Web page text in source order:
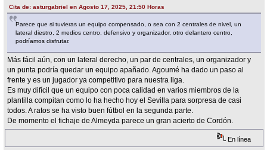
Cita de: asturgabriel en Agosto 17, 2025, 21:50 Horas
Parece que si tuvieras un equipo compensado, o sea con 2 centrales de nivel, un
lateral diestro, 2 medios centro, defensivo y organizador, otro delantero centro,
podríamos disfrutar.
Más fácil aún, con un lateral derecho, un par de centrales, un organizador y
un punta podría quedar un equipo apañado. Agoumé ha dado un paso al
frente y es un jugador ya competitivo para nuestra liga.
Es muy difícil que un equipo con poca calidad en varios miembros de la
plantilla compitan como lo ha hecho hoy el Sevilla para sorpresa de casi
todos. A ratos se ha visto buen fútbol en la segunda parte.
De momento el fichaje de Almeyda parece un gran acierto de Cordón.
En línea